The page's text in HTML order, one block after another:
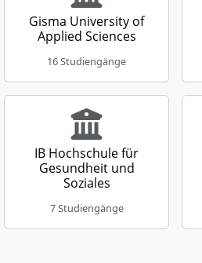
Wie unterscheidet sich
privaten Hochschulen?
Die ISM ist keine allgemeine
Studiengängen aus allen
Fachrichtungen. Sie
ausgerichtete Business School
Angebot auf Wirtschaft,
angrenzende Anwendungsfelder.
International
Gisma University of
Applied Sciences
16 Studiengänge
IB Hochschule für
Gesundheit und
Soziales
7 Studiengänge
International Logistics
& Supply Chain
Management
Vollzeitstudium
Master of Science (M.Sc.)
4 Semester
Details
Strategic Marketing
Management